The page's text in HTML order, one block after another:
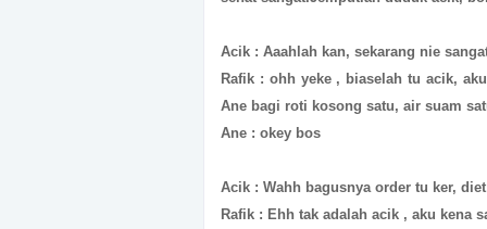
Acik : Aaahlah kan, sekarang nie
Rafik : ohh yeke , biaselah tu acik,
Ane bagi roti kosong satu, air suam
Ane : okey bos
Acik : Wahh bagusnya order tu ker,
Rafik : Ehh tak adalah acik , aku kena